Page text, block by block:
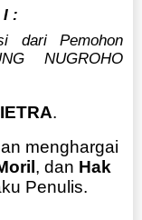
I :
dari Pemohon
NUGROHO
.
menghargai
, dan Hak
Penulis.